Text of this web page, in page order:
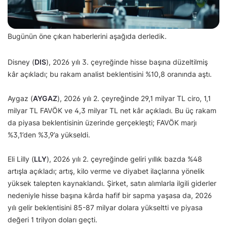
Bugünün öne çıkan haberlerini aşağıda derledik.
Disney (DIS), 2026 yılı 3. çeyreğinde hisse başına düzeltilmiş
kâr açıkladı; bu rakam analist beklentisini %10,8 oranında aştı.
Aygaz (AYGAZ), 2026 yılı 2. çeyreğinde 29,1 milyar TL ciro, 1,1
milyar TL FAVÖK ve 4,3 milyar TL net kâr açıkladı. Bu üç rakam
da piyasa beklentisinin üzerinde gerçekleşti; FAVÖK marjı
%3,1’den %3,9’a yükseldi.
Eli Lilly (LLY), 2026 yılı 2. çeyreğinde geliri yıllık bazda %48
artışla açıkladı; artış, kilo verme ve diyabet ilaçlarına yönelik
yüksek talepten kaynaklandı. Şirket, satın alımlarla ilgili giderler
nedeniyle hisse başına kârda hafif bir sapma yaşasa da, 2026
yılı gelir beklentisini 85-87 milyar dolara yükseltti ve piyasa
değeri 1 trilyon doları geçti.